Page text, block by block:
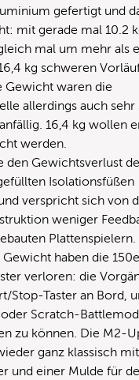
gefertigt und
mit gerade mal 10.2
mal um mehr als
kg schweren
Gewicht waren die
allerdings auch sehr
16,4 kg wollen
werden.
den Gewichtsverlust
Isolationsfüßen
verspricht sich von
weniger
Plattenspielern.
haben die
verloren: die
Stop-Taster an Bord,
Scratch-
zu können. Die M2-
ganz klassisch
und einer Mulde für